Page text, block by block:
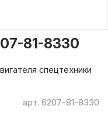
арт. 6207-81-8330
81-8330
спецтехники